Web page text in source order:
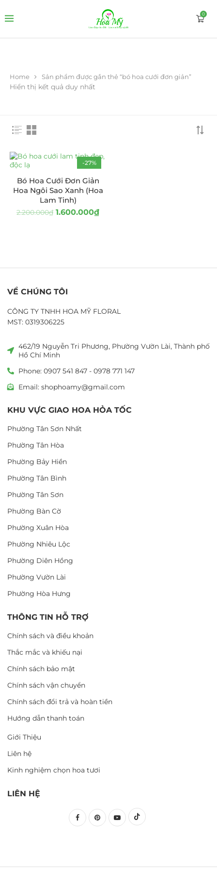
0
Home Sản phẩm được gắn thẻ “bó hoa cưới đơn giản”
Hiển thị kết quả duy nhất
-27%
Bó Hoa Cưới Đơn Giản
Hoa Ngôi Sao Xanh (Hoa
Lam Tinh)
2.200.000₫ 1.600.000₫
VỀ CHÚNG TÔI
CÔNG TY TNHH HOA MỸ FLORAL
MST: 0319306225
462/19 Nguyễn Tri Phương, Phường Vườn Lài, Thành phố
Hồ Chí Minh
Phone: 0907 541 847 - 0978 771 147
Email: shophoamy@gmail.com
KHU VỰC GIAO HOA HỎA TỐC
Phường Tân Sơn Nhất
Phường Tân Hòa
Phường Bảy Hiền
Phường Tân Bình
Phường Tân Sơn
Phường Bàn Cờ
Phường Xuân Hòa
Phường Nhiêu Lộc
Phường Diên Hồng
Phường Vườn Lài
Phường Hòa Hưng
THÔNG TIN HỖ TRỢ
Chính sách và điều khoản
Thắc mắc và khiếu nại
Chính sách bảo mật
Chính sách vận chuyển
Chính sách đổi trả và hoàn tiền
Hướng dẫn thanh toán
Giới Thiệu
Liên hệ
Kinh nghiệm chọn hoa tươi
LIÊN HỆ